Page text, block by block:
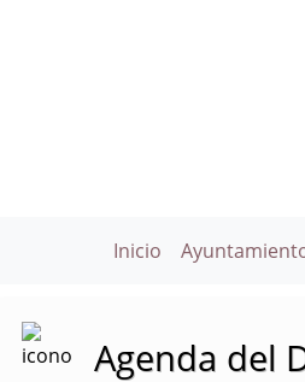
Inicio
Agenda del